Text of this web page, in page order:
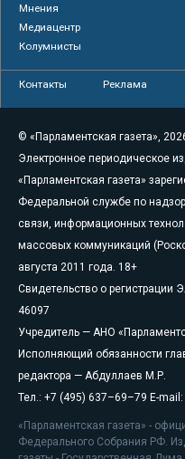
Мнения
Медиацентр
Колумнисты
Контакты Реклама
© «Парламентская газета»,
Электронное периодическое
«Парламентская газета»
Федеральной службе по
связи, информационных
массовых коммуникаций
августа 2011 года. 18+
Свидетельство о регистрации
46097
Учредитель — АНО
Исполняющий обязанности
редактора — Абдуллаев М.Р.
Тел.: +7 (495) 637–69–79 E-mail:
«Парламентская газета» -
Федерального Собрания РФ.